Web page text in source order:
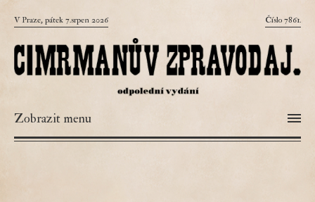
V Praze, pátek 7.srpen 2026 Číslo 7861.
Zobrazit menu